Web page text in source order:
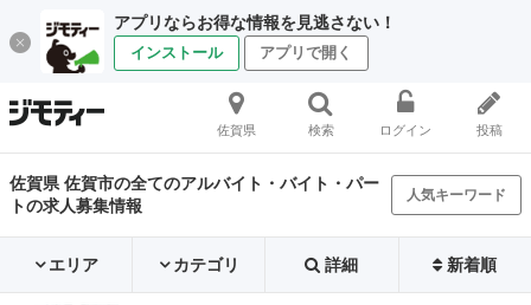
アプリならお得な情報を見逃さない！
インストール アプリで開く
佐賀県 検索 ログイン 投稿
佐賀県 佐賀市の全てのアルバイト・バイト・パー
トの求人募集情報
人気キーワード
エリア カテゴリ 詳細 新着順